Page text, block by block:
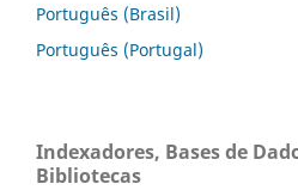
Português (Brasil)
Português (Portugal)
Indexadores, Bases de
Bibliotecas